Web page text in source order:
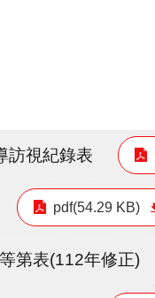
訪視紀錄表
pdf(54.29 KB)
第表(112年修正)